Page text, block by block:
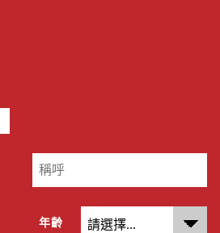
年齡